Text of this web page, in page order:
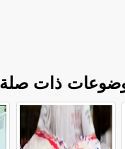
ذات صلة